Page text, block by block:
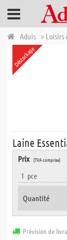
Aduis >
Déstockage
Laine
Prix (TVA comprise)
1 pce
Quantité
Prévision de